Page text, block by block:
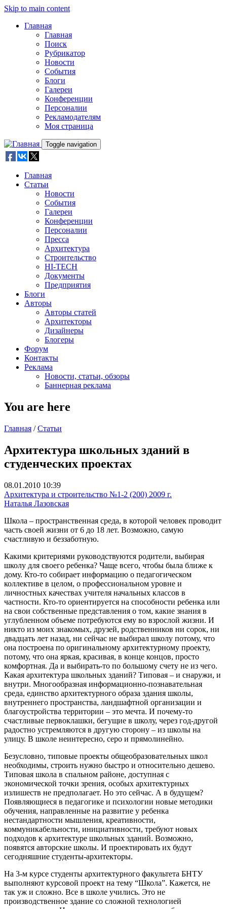
Skip to main content
Главная
Главная
Поиск
Рубрикатор
Новости
События
Блоги
Галереи
Конференции
Персоналии
Рекламодателям
Моя страница
Toggle navigation
Главная
Статьи
Новости
События
Галереи
Конференции
Персоналии
Пресса
Архитектура
Строительство
HI-TECH
Документы
Предприятия
Блоги
Авторы
Авторы статей
Архитекторы
Дизайнеры
Блогеры
Форум
Контакты
Реклама
Новости, статьи, обзоры
Баннерная реклама
You are here
Главная / Статьи
Архитектура школьных зданий в
студенческих проектах
08.01.2010 10:39
Архитектура и строительство №1-2 (200) 2009 г.
Наталья Лазовская
Школа – пространственная среда, в которой человек проводит
часть своей жизни от 6 до 18 лет. Возможно, самую
счастливую и беззаботную.
Какими критериями руководствуются родители, выбирая
школу для своего ребенка? Чаще всего, чтобы была ближе к
дому. Кто-то собирает информацию о педагогическом
коллективе в целом, о профессиональном уровне и
личностных качествах учителя начальных классов в
частности. Кто-то ориентируется на способности ребенка или
на свои собственные представления о том, какие знания в
углубленном объеме потребуются ему во взрослой жизни. И
никто из моих знакомых, друзей, родственников ни сорок, ни
двадцать лет назад, ни сейчас не выбирал школу потому, что
она построена по оригинальному архитектурному проекту,
потому, что она яркая, красивая, в конце концов, просто
комфортная. Да и выбирать-то по большому счету не из чего.
Какая архитектура школьных зданий? Типовая – и снаружи, и
внутри. Многообразная информационно-познавательная
среда, единство архитектурного образа здания школы,
внутреннего пространства, ландшафтной организации и
благоустройства территории – это мечта. И почему-то
счастливые первоклашки, бегущие в школу, через год-другой
радостно устремляются в другую сторону – из школы на
улицу. В школе неинтересно, серо и прямолинейно.
Безусловно, типовые проекты общеобразовательных школ
необходимы, строить нужно быстро и относительно дешево.
Типовая школа в спальном районе, доступная с
экономической точки зрения, особых архитектурных
излишеств не предполагает. Но это сейчас. А в будущем?
Появляющиеся в педагогике и психологии новые методики
обучения, направленные на развитие у ребенка
нестандартности мышления, креативности,
коммуникабельности, инициативности, требуют новых
подходов к архитектуре школьных зданий. Возможно,
появятся авторские школы. И проектировать их будут
сегодняшние студенты-архитекторы.
На 3-м курсе студенты архитектурного факультета БНТУ
выполняют курсовой проект на тему “Школа”. Кажется, не
так уж и сложно. Все в школе учились. Это не
производственное здание со сложной технологией